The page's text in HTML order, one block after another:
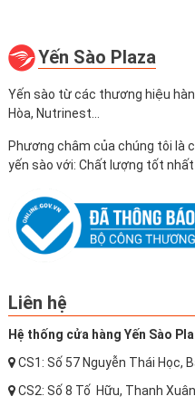
Yến Sào Plaza
Yến sào từ các thương hiệu
Hòa, Nutrinest...
Phương châm của chúng tôi là
yến sào với: Chất lượng tốt
Liên hệ
Hệ thống cửa hàng Yến Sào
CS1: Số 57 Nguyễn Thái Học,
CS2: Số 8 Tố Hữu, Thanh